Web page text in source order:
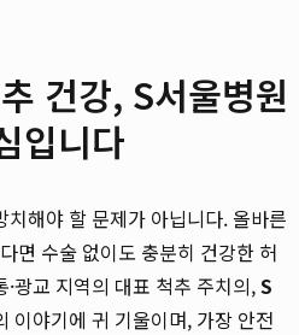
건강, S서울병원
입니다
해야 할 문제가 아닙니다. 올바른
면 수술 없이도 충분히 건강한 허
광교 지역의 대표 척추 주치의,S
이야기에 귀 기울이며, 가장 안전